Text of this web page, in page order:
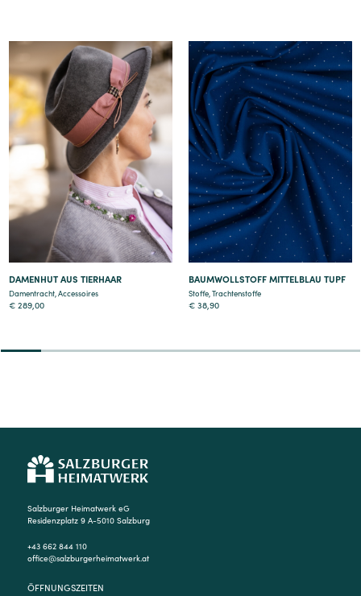
Details
DAMENHUT AUS TIERHAAR
Damentracht,Accessoires
€ 289,00
Details
BAUMWOLLSTOFF MITTELBLAU TUPF
Stoffe,Trachtenstoffe
€ 38,90
2 3 4 5 6 7 8 9
Salzburger Heimatwerk eG
Residenzplatz 9 A-5010 Salzburg
+43 662 844 110
office@salzburgerheimatwerk.at
ÖFFNUNGSZEITEN